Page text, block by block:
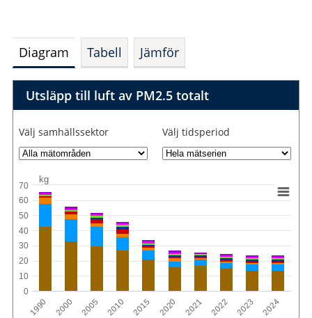
Diagram Tabell Jämför
Utsläpp till luft av PM2.5 totalt
Välj samhällssektor Välj tidsperiod
kg
1990 2000 2005 2010 2015 2020 2021 2022 2023 2024
0
10
20
30
40
50
60
70